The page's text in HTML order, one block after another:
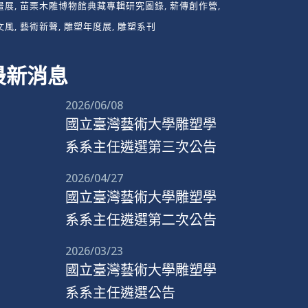
展 苗栗木雕博物館典藏專輯研究圖錄 薪傳創作營
風 藝術新聲 雕塑年度展 雕塑系刊
新消息
2026/06/08
國立臺灣藝術大學雕塑學
系系主任遴選第三次公告
2026/04/27
國立臺灣藝術大學雕塑學
系系主任遴選第二次公告
2026/03/23
國立臺灣藝術大學雕塑學
系系主任遴選公告